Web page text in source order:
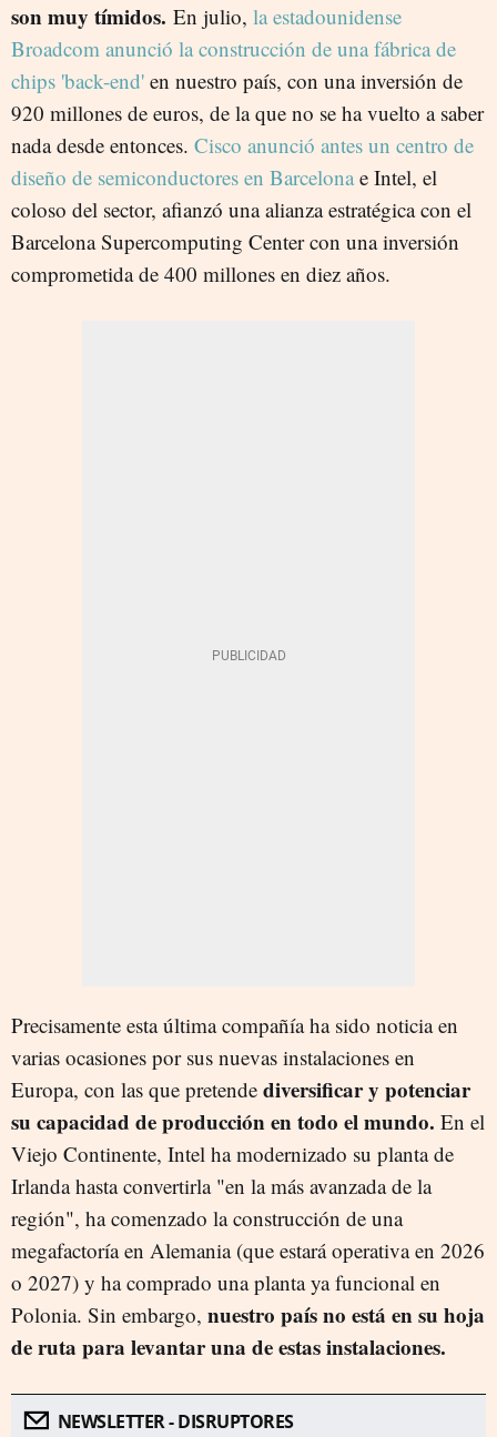
son muy tímidos. En julio, la estadounidense
Broadcom anunció la construcción de una fábrica de
chips 'back-end' en nuestro país, con una inversión de
920 millones de euros, de la que no se ha vuelto a saber
nada desde entonces. Cisco anunció antes un centro de
diseño de semiconductores en Barcelona e Intel, el
coloso del sector, afianzó una alianza estratégica con el
Barcelona Supercomputing Center con una inversión
comprometida de 400 millones en diez años.
Precisamente esta última compañía ha sido noticia en
varias ocasiones por sus nuevas instalaciones en
Europa, con las que pretende diversificar y potenciar
su capacidad de producción en todo el mundo. En el
Viejo Continente, Intel ha modernizado su planta de
Irlanda hasta convertirla "en la más avanzada de la
región", ha comenzado la construcción de una
megafactoría en Alemania (que estará operativa en 2026
o 2027) y ha comprado una planta ya funcional en
Polonia. Sin embargo, nuestro país no está en su hoja
de ruta para levantar una de estas instalaciones.
NEWSLETTER - DISRUPTORES